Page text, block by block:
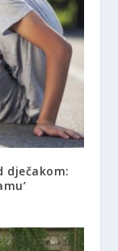
dječakom: